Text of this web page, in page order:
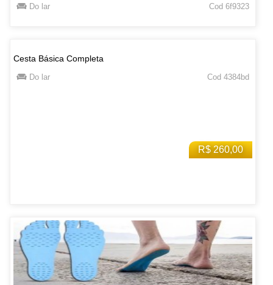
Do lar Cod 6f9323
R$ 260,00
Cesta Básica Completa
Do lar Cod 4384bd